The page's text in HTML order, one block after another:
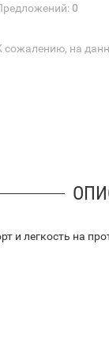
0
сожалению, на
и легкость на